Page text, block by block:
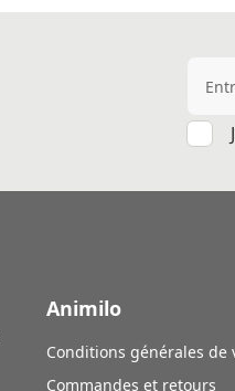
Animilo
Conditions générales de
Commandes et retours